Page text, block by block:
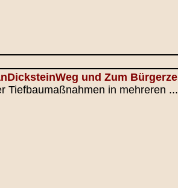
und Zum
Tiefbaumaßnahmen in mehreren ...